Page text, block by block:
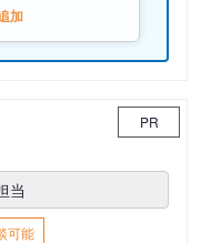
加
PR
当
可能